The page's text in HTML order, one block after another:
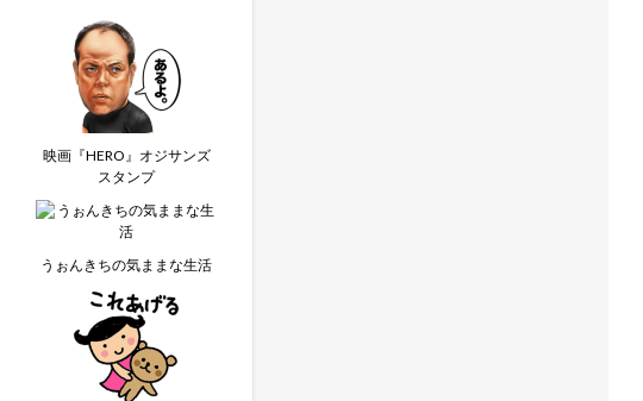
映画『HERO』オジサンズ
スタンプ
うぉんきちの気ままな生活